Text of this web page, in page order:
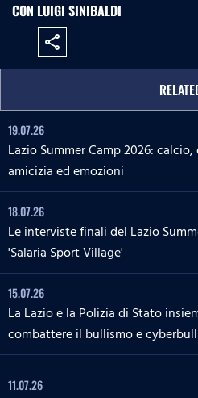
CON LUIGI SINIBALDI
share
19.07.26
Lazio Summer Camp 2026:
amicizia ed emozioni
18.07.26
Le interviste finali del Lazio
'Salaria Sport Village'
15.07.26
La Lazio e la Polizia di Stato
combattere il bullismo e
11.07.26